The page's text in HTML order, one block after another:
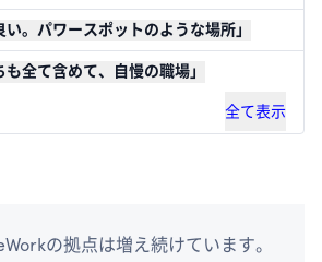
い。パワースポットのような場所」
も全て含めて、自慢の職場」
全て表示
の拠点は増え続けています。